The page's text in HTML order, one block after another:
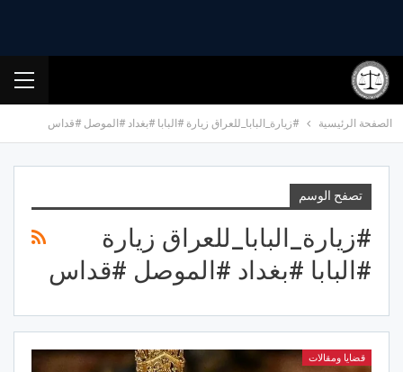
الصفحة الرئيسية #زيارة_البابا_للعراق زيارة #البابا #بغداد #الموصل #قداس
تصفح الوسم
#زيارة_البابا_للعراق زيارة
#البابا #بغداد #الموصل #قداس
قضايا ومقالات